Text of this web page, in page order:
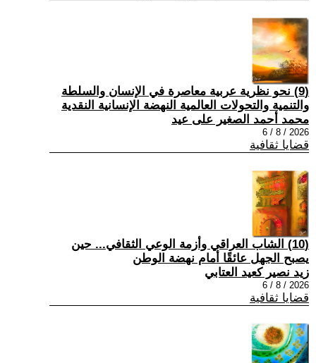
(9) نحو نظرية عربية معاصرة في الإنسان والسلطة
والتنمية والتحولات العالمية النهضة الإنسانية النقدية
محمد أحمد الصغير على عيد
2026 / 8 / 6
قضايا ثقافية
(10) الشاب العراقي وأزمة الوعي الثقافي... حين
يصبح الجهل عائقًا أمام نهضة الوطن
زيد نصير كعيد العتابي
2026 / 8 / 6
قضايا ثقافية